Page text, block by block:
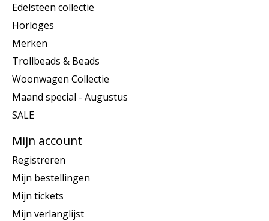
Edelsteen collectie
Horloges
Merken
Trollbeads & Beads
Woonwagen Collectie
Maand special - Augustus
SALE
Mijn account
Registreren
Mijn bestellingen
Mijn tickets
Mijn verlanglijst